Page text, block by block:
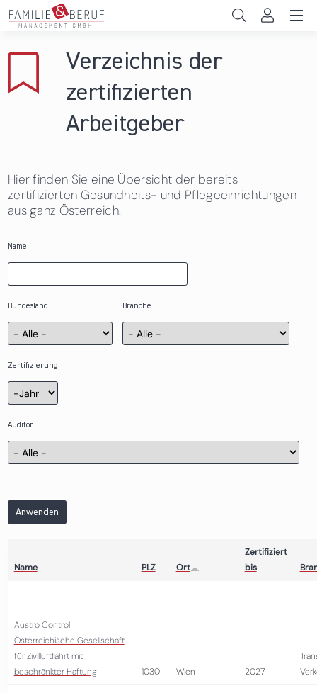
Direkt zum Inhalt
Gemeinden
Das sind wir
News & Events
Verzeichnis der
zertifizierten
Arbeitgeber
Hier finden Sie eine Übersicht der bereits
zertifizierten Gesundheits- und Pflegeeinrichtungen
aus ganz Österreich.
Name
Bundesland Branche
Zertifizierung
Zertifizierung
Jahr
Auditor
Anwenden
Name PLZ Ort
Zertifiziert
bis
Austro Control
Österreichische Gesellschaft
für Zivilluftfahrt mit
beschränkter Haftung
1030 Wien 2027